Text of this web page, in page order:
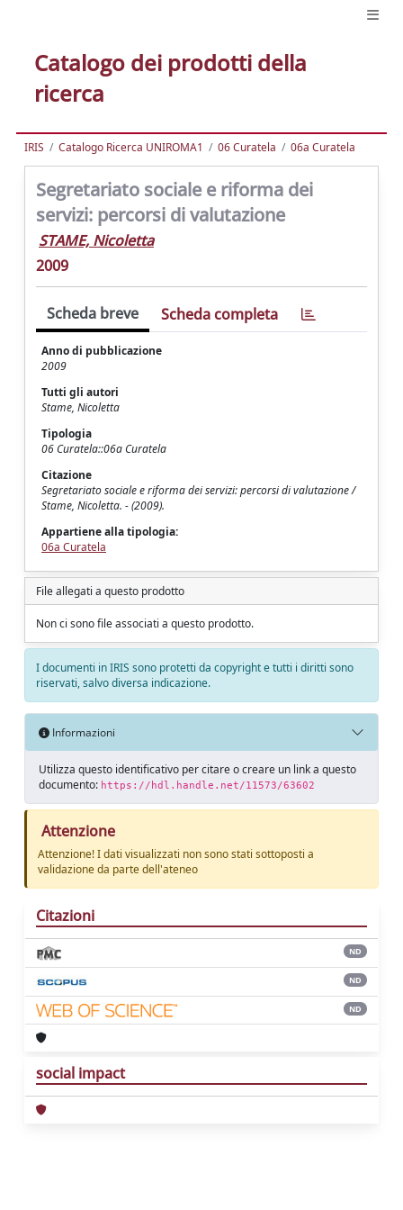
Catalogo dei prodotti della
ricerca
IRIS Catalogo Ricerca UNIROMA1 06 Curatela 06a Curatela
Segretariato sociale e riforma dei
servizi: percorsi di valutazione
STAME, Nicoletta
2009
Scheda breve Scheda completa
Anno di pubblicazione
2009
Tutti gli autori
Stame, Nicoletta
Tipologia
06 Curatela::06a Curatela
Citazione
Segretariato sociale e riforma dei servizi: percorsi di valutazione /
Stame, Nicoletta. - (2009).
Appartiene alla tipologia:
06a Curatela
File allegati a questo prodotto
Non ci sono file associati a questo prodotto.
I documenti in IRIS sono protetti da copyright e tutti i diritti sono
riservati, salvo diversa indicazione.
Informazioni
Utilizza questo identificativo per citare o creare un link a questo
documento: https://hdl.handle.net/11573/63602
Attenzione
Attenzione! I dati visualizzati non sono stati sottoposti a
validazione da parte dell'ateneo
Citazioni
ND
ND
ND
social impact